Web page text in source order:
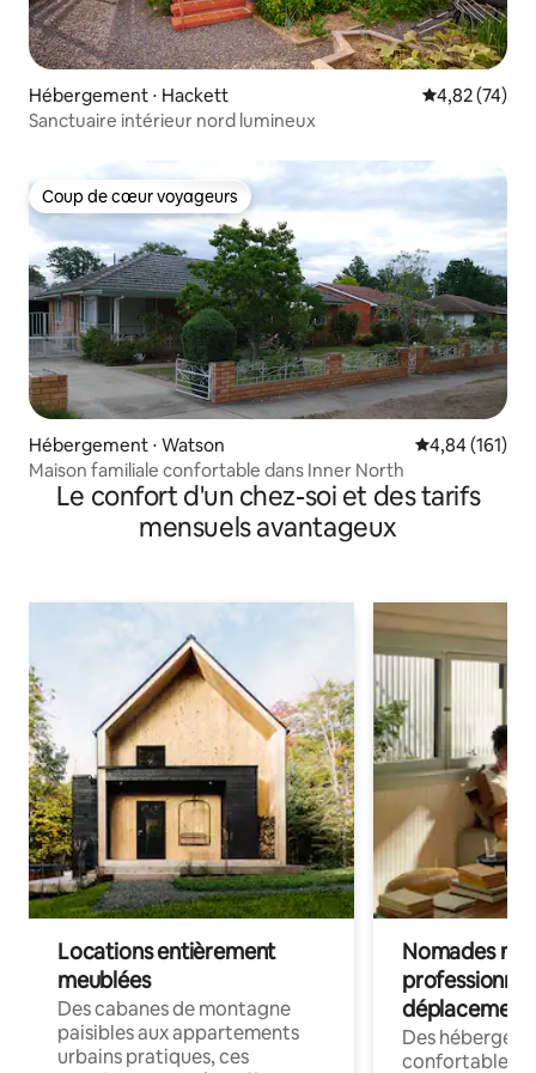
Hébergement ⋅ Hackett Évaluation
4,82 (74)
Sanctuaire intérieur nord lumineux
Coup de cœur voyageurs
Coup de cœur voyageurs
Hébergement ⋅ Watson Évaluation
4,84 (161)
Maison familiale confortable dans Inner North
Le confort d'un chez-soi et des tarifs
mensuels avantageux
Locations entièrement
meublées
Des cabanes de montagne
paisibles aux appartements
urbains pratiques, ces
Nomades
déplacement
Des
confortables